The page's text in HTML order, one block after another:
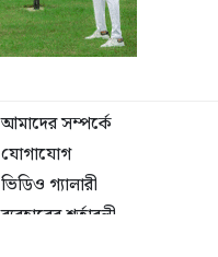
আমাদের সম্পর্কে
যোগাযোগ
ভিডিও গ্যালারী
ব্যবহারের শর্তাবলী